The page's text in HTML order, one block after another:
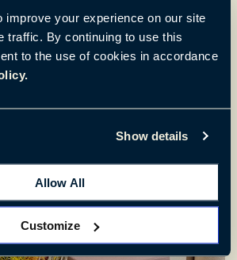
improve your experience on our site
traffic. By continuing to use this
to the use of cookies in accordance
Show details
Allow All
Customize